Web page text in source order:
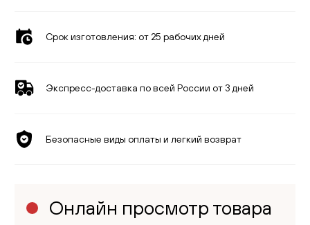
ДизайнерамСрок изготовления: от 25 рабочих дней
Экспресс-доставка по всей России от 3 дней
Безопасные виды оплаты и легкий возврат
Онлайн просмотр товара